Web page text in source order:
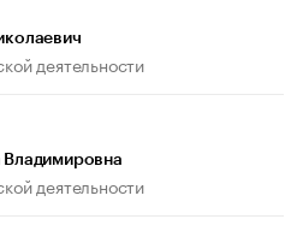
деятельности
Владимировна
деятельности